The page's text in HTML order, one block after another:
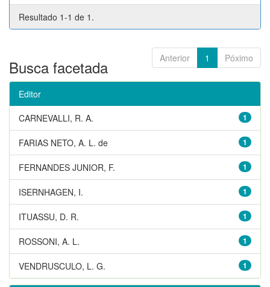
Resultado 1-1 de 1.
Anterior 1 Póximo
Busca facetada
Editor
1
CARNEVALLI, R. A.
1
FARIAS NETO, A. L. de
1
FERNANDES JUNIOR, F.
1
ISERNHAGEN, I.
1
ITUASSU, D. R.
1
ROSSONI, A. L.
1
VENDRUSCULO, L. G.